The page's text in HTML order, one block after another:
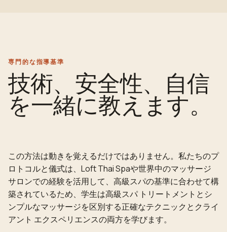
専門的な指導基準
技術、安全性、自信
を一緒に教えます。
この方法は動きを覚えるだけではありません。私たちのプ
ロトコルと儀式は、Loft Thai Spaや世界中のマッサージ
サロンでの経験を活用して、高級スパの基準に合わせて構
築されているため、学生は高級スパ トリートメントとシ
ンプルなマッサージを区別する正確なテクニックとクライ
アント エクスペリエンスの両方を学びます。